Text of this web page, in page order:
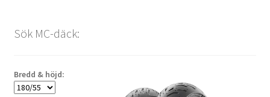
Sök MC-däck:
Bredd & höjd: